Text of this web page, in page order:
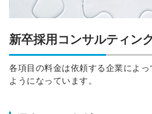
新卒採用コンサルティン
各項目の料金は依頼する企業によ
ようになっています。